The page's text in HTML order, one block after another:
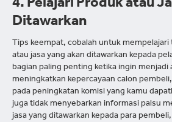
4. Pelajari Produk atau
Ditawarkan
Tips keempat, cobalah untuk
atau jasa yang akan ditawarkan kepada
bagian paling penting ketika ingin menjadi
meningkatkan kepercayaan calon
pada peningkatan komisi yang kamu
juga tidak menyebarkan informasi palsu
jasa yang ditawarkan kepada para pembeli,